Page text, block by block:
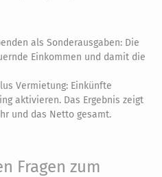
als Sonderausgaben: Die
Einkommen und damit die
Vermietung: Einkünfte
aktivieren. Das Ergebnis zeigt
und das Netto gesamt.
Fragen zum